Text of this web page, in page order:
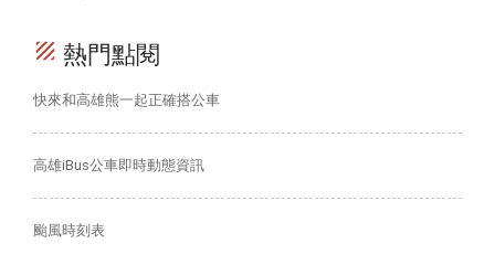
texture 熱門點閱
快來和高雄熊一起正確搭公車
高雄iBus公車即時動態資訊
颱風時刻表